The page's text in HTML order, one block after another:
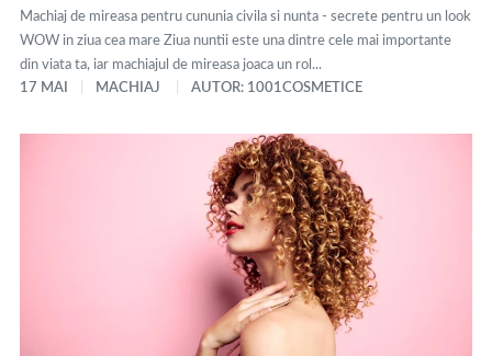
Machiaj de mireasa pentru cununia civila si nunta - secrete pentru un look
WOW in ziua cea mare Ziua nuntii este una dintre cele mai importante
din viata ta, iar machiajul de mireasa joaca un rol...
17 MAI
MACHIAJ AUTOR: 1001COSMETICE